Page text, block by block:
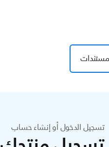
تسجيل الدخول أو إنشاء حساب